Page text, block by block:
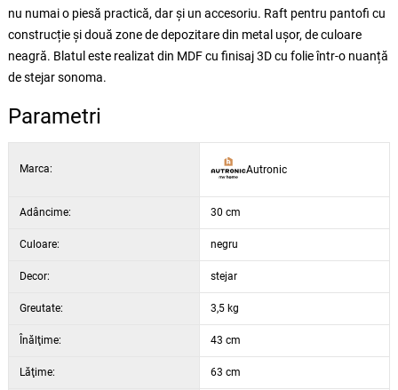
nu numai o piesă practică, dar și un accesoriu. Raft pentru pantofi cu
construcție și două zone de depozitare din metal ușor, de culoare
neagră. Blatul este realizat din MDF cu finisaj 3D cu folie într-o nuanță
de stejar sonoma.
Parametri
Marca: Autronic
Adâncime: 30 cm
Culoare: negru
Decor: stejar
Greutate: 3,5 kg
Înălţime: 43 cm
Lăţime: 63 cm